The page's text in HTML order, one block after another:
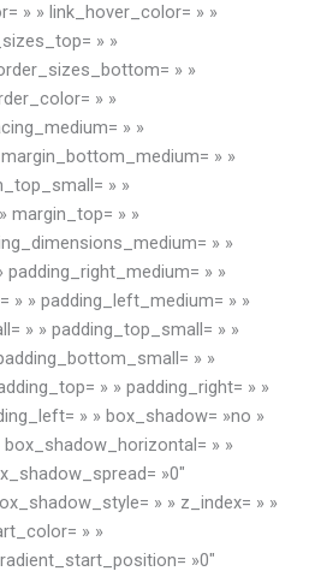
» » link_hover_color= » »
» »
» »
» »
» »
» »
» »
margin_top= » »
» »
» »
» » padding_left_medium= » »
» » padding_top_small= » »
» »
» » padding_right= » »
» » box_shadow= »no »
» »
»0″
» » z_index= » »
» »
»0″